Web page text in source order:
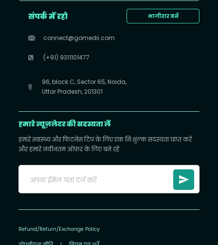
भागीदार बनें
संपर्क में रहो
connect@gomedii.com
(+91) 9311101477
96, block C, Sector 65, Noida,
Uttar Pradesh, 201301
हमारे न्यूज़लेटर की सदस्यता लें
हमारे स्वास्थ्य और फिटनेस टिप के लिए एक निःशुल्क सदस्यता प्राप्त करें
और हमारे नवीनतम ऑफ़र के लिए बने रहें
Refund/Return/Exchange Policy